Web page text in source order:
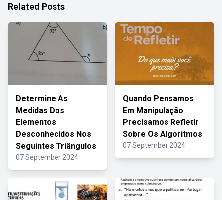
Related Posts
Determine As
Medidas Dos
Elementos
Desconhecidos Nos
Seguintes Triângulos
07 September 2024
Quando Pensamos
Em Manipulação
Precisamos Refletir
Sobre Os Algoritmos
07 September 2024